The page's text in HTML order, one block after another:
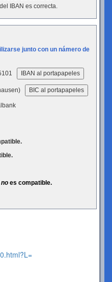
IBAN es correcta.
junto con un námero de
IBAN al portapapeles
BIC al portapapeles
no es compatible.